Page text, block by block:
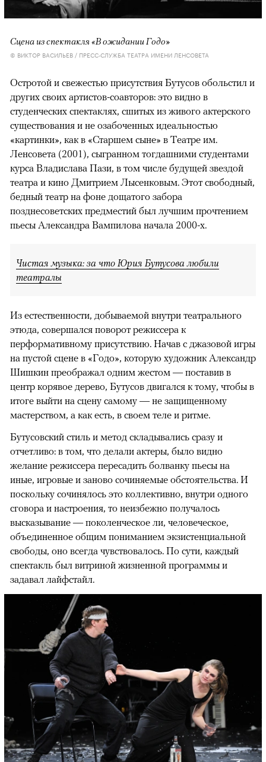
Сцена из спектакля «В ожидании Годо»
© ВИКТОР ВАСИЛЬЕВ / ПРЕСС-СЛУЖБА ТЕАТРА ИМЕНИ ЛЕНСОВЕТА
Остротой и свежестью присутствия Бутусов обольстил и
других своих артистов-соавторов: это видно в
студенческих спектаклях, сшитых из живого актерского
существования и не озабоченных идеальностью
«картинки», как в «Старшем сыне» в Театре им.
Ленсовета (2001), сыгранном тогдашними студентами
курса Владислава Пази, в том числе будущей звездой
театра и кино Дмитрием Лысенковым. Этот свободный,
бедный театр на фоне дощатого забора
позднесоветских предместий был лучшим прочтением
пьесы Александра Вампилова начала 2000-х.
Чистая музыка: за что Юрия Бутусова любили
театралы
Из естественности, добываемой внутри театрального
этюда, совершался поворот режиссера к
перформативному присутствию. Начав с джазовой игры
на пустой сцене в «Годо», которую художник Александр
Шишкин преображал одним жестом — поставив в
центр корявое дерево, Бутусов двигался к тому, чтобы в
итоге выйти на сцену самому — не защищенному
мастерством, а как есть, в своем теле и ритме.
Бутусовский стиль и метод складывались сразу и
отчетливо: в том, что делали актеры, было видно
желание режиссера пересадить болванку пьесы на
иные, игровые и заново сочиняемые обстоятельства. И
поскольку сочинялось это коллективно, внутри одного
сговора и настроения, то неизбежно получалось
высказывание — поколенческое ли, человеческое,
объединенное общим пониманием экзистенциальной
свободы, оно всегда чувствовалось. По сути, каждый
спектакль был витриной жизненной программы и
задавал лайфстайл.